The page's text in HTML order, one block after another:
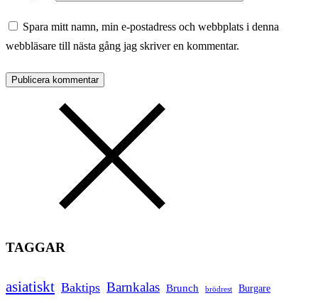
Spara mitt namn, min e-postadress och webbplats i denna
webbläsare till nästa gång jag skriver en kommentar.
TAGGAR
asiatiskt Baktips Barnkalas Brunch brödrest Burgare